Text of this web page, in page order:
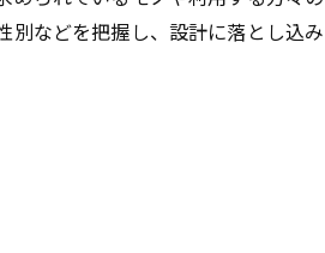
別などを把握し、設計に落とし込み